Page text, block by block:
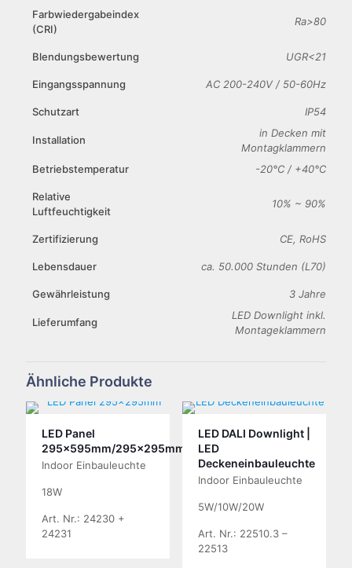
Farbwiedergabeindex
(CRI)
Ra>80
Blendungsbewertung UGR<21
Eingangsspannung AC 200-240V / 50-60Hz
Schutzart IP54
Installation
in Decken mit
Montagklammern
Betriebstemperatur
-20°C / +40°C
Relative
Luftfeuchtigkeit
10% ~ 90%
Zertifizierung CE, RoHS
Lebensdauer ca. 50.000 Stunden (L70)
Gewährleistung 3 Jahre
Lieferumfang
LED Downlight inkl.
Montageklammern
Ähnliche Produkte
LED Panel
295x595mm/295x295mm
Indoor Einbauleuchte
18W
Art. Nr.: 24230 +
24231
LED DALI Downlight |
LED
Deckeneinbauleuchte
Indoor Einbauleuchte
5W/10W/20W
Art. Nr.: 22510.3 –
22513